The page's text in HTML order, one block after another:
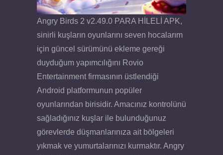
Angry Birds 2 v2.49.0 PARA HİLELİ APK,
sinirli kuşların oyunlarını seven hocalarım
için güncel sürümünü ekleme gereği
duyduğum yapımcılığını Rovio
Entertainment firmasının üstlendiği
Android platformunun popüler
oyunlarından birisidir. Amacınız kontrolünü
sağladığınız kuşlar ile bulunduğunuz
görevlerde düşmanlarınıza ait bölgeleri
yıkmak ve yumurtalarınızı kurmaktır. Angry